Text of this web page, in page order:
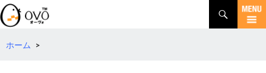
検
索
コ
テホーム >